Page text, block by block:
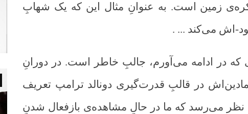
کره‌ی زمین است. به عنوانِ مثال این که یک شهابِ
اش می‌کند ... .
که در ادامه می‌آورم، جالبِ خاطر است. در دورانِ
در قالبِ قدرت‌گیری دونالد ترامپ تعریف
نظر می‌رسد که ما در حالِ مشاهده‌ی بازفعال شدنِ